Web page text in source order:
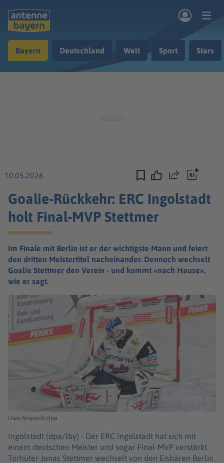
Musik & Radio
Bayern Deutschland Welt Sport Stars
10.05.2026 Teilen
Goalie-Rückkehr: ERC Ingolstadt
holt Final-MVP Stettmer
Im Finale mit Berlin ist er der wichtigste Mann und feiert
den dritten Meistertitel nacheinander. Dennoch wechselt
Goalie Stettmer den Verein - und kommt «nach Hause»,
wie er sagt.
Uwe Anspach/dpa
Ingolstadt (dpa/lby) - Der ERC Ingolstadt hat sich mit
einem deutschen Meister und sogar Final-MVP verstärkt.
Torhüter Jonas Stettmer wechselt von den Eisbären Berlin